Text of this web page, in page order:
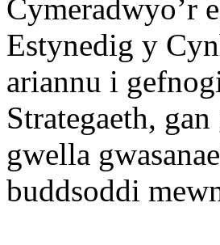
Cymeradwyo’r
Estynedig y
ariannu i
Strategaeth,
gwella
buddsoddi